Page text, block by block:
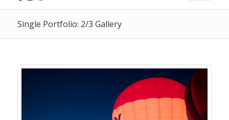
Single Portfolio: 2/3 Gallery